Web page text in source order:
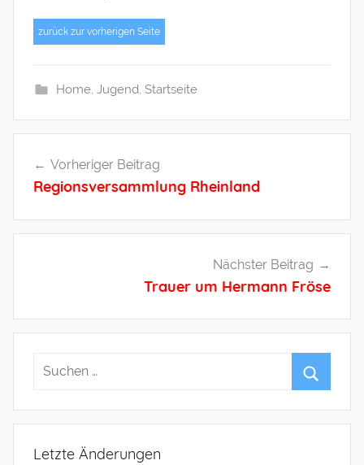
zurück zur vorherigen Seite
Home, Jugend, Startseite
Vorheriger Beitrag
Regionsversammlung Rheinland
Nächster Beitrag
Trauer um Hermann Fröse
Letzte Änderungen